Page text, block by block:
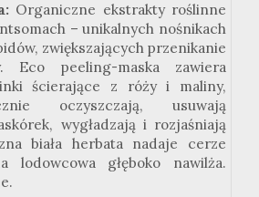
Organiczne ekstrakty roślinne
– unikalnych nośnikach
zwiększających przenikanie
Eco peeling-maska zawiera
ścierające z róży i maliny,
oczyszczają, usuwają
wygładzają i rozjaśniają
biała herbata nadaje cerze
lodowcowa głęboko nawilża.